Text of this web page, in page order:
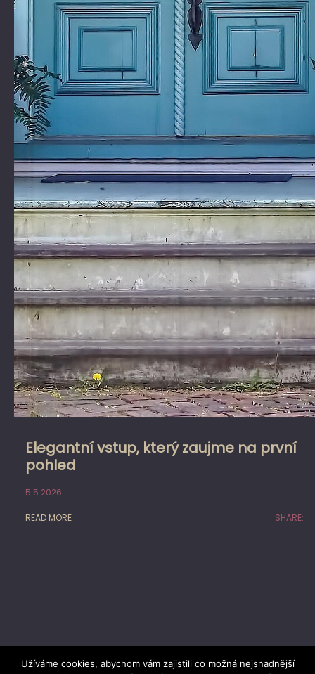
Elegantní vstup, který zaujme na první
pohled
5.5.2026
READ MORE SHARE:
Užíváme cookies, abychom vám zajistili co možná nejsnadnější